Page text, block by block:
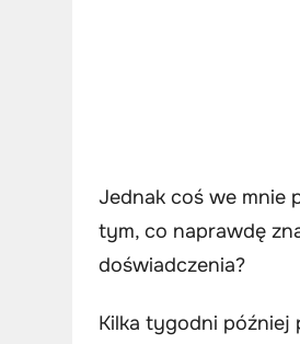
Jednak coś we mnie
tym, co naprawdę
doświadczenia?
Kilka tygodni później